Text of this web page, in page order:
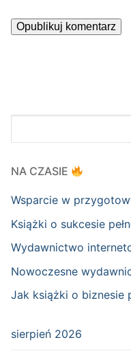
NA CZASIE
Wsparcie w
Książki o sukcesie
Wydawnictwo
Nowoczesne
Jak książki o biznesie
sierpień 2026